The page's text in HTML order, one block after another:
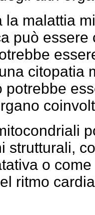
la malattia
può essere
citopatia
potrebbe
strutturali,
o
ritmo